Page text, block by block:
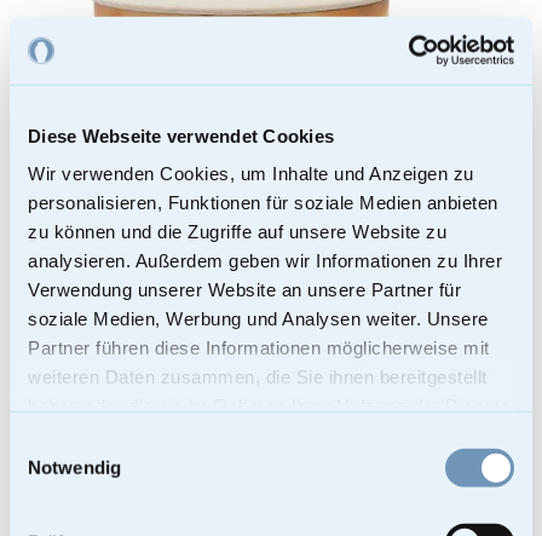
Diese Webseite verwendet Cookies
Wir verwenden Cookies, um Inhalte und Anzeigen zu
personalisieren, Funktionen für soziale Medien anbieten
zu können und die Zugriffe auf unsere Website zu
analysieren. Außerdem geben wir Informationen zu Ihrer
Verwendung unserer Website an unsere Partner für
soziale Medien, Werbung und Analysen weiter. Unsere
Partner führen diese Informationen möglicherweise mit
weiteren Daten zusammen, die Sie ihnen bereitgestellt
Notwendig